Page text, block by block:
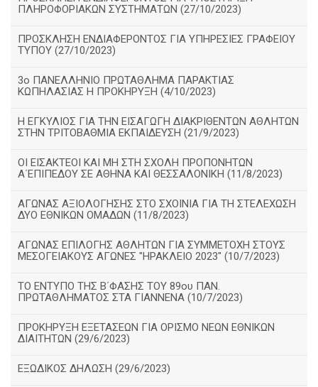
ΠΛΗΡΟΦΟΡΙΑΚΩΝ ΣΥΣΤΗΜΑΤΩΝ (27/10/2023)
ΠΡΟΣΚΛΗΣΗ ΕΝΔΙΑΦΕΡΟΝΤΟΣ ΓΙΑ ΥΠΗΡΕΣΙΕΣ ΓΡΑΦΕΙΟΥ
ΤΥΠΟΥ (27/10/2023)
3ο ΠΑΝΕΛΛΗΝΙΟ ΠΡΩΤΑΘΛΗΜΑ ΠΑΡΑΚΤΙΑΣ
ΚΩΠΗΛΑΣΙΑΣ Η ΠΡΟΚΗΡΥΞΗ (4/10/2023)
Η ΕΓΚΥΛΙΟΣ ΓΙΑ ΤΗΝ ΕΙΣΑΓΩΓΗ ΔΙΑΚΡΙΘΕΝΤΩΝ ΑΘΛΗΤΩΝ
ΣΤΗΝ ΤΡΙΤΟΒΑΘΜΙΑ ΕΚΠΑΙΔΕΥΣΗ (21/9/2023)
ΟΙ ΕΙΣΑΚΤΕΟΙ ΚΑΙ ΜΗ ΣΤΗ ΣΧΟΛΗ ΠΡΟΠΟΝΗΤΩΝ
Α΄ΕΠΙΠΕΔΟΥ ΣΕ ΑΘΗΝΑ ΚΑΙ ΘΕΣΣΑΛΟΝΙΚΗ (11/8/2023)
ΑΓΩΝΑΣ ΑΞΙΟΛΟΓΗΣΗΣ ΣΤΟ ΣΧΟΙΝΙΑ ΓΙΑ ΤΗ ΣΤΕΛΕΧΩΣΗ
ΔΥΟ ΕΘΝΙΚΩΝ ΟΜΑΔΩΝ (11/8/2023)
ΑΓΩΝΑΣ ΕΠΙΛΟΓΗΣ ΑΘΛΗΤΩΝ ΓΙΑ ΣΥΜΜΕΤΟΧΗ ΣΤΟΥΣ
ΜΕΣΟΓΕΙΑΚΟΥΣ ΑΓΩΝΕΣ "ΗΡΑΚΛΕΙΟ 2023" (10/7/2023)
ΤΟ ΕΝΤΥΠΟ ΤΗΣ Β΄ΦΑΣΗΣ ΤΟΥ 89ου ΠΑΝ.
ΠΡΩΤΑΘΛΗΜΑΤΟΣ ΣΤΑ ΓΙΑΝΝΕΝΑ (10/7/2023)
ΠΡΟΚΗΡΥΞΗ ΕΞΕΤΑΣΕΩΝ ΓΙΑ ΟΡΙΣΜΟ ΝΕΩΝ ΕΘΝΙΚΩΝ
ΔΙΑΙΤΗΤΩΝ (29/6/2023)
ΕΞΩΔΙΚΟΣ ΔΗΛΩΣΗ (29/6/2023)